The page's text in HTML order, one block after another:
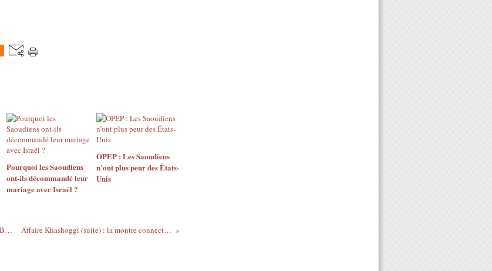
Pourquoi les Saoudiens
ont-ils décommandé leur
mariage avec Israël ?
OPEP : Les Saoudiens
n’ont plus peur des États-
Unis
Algérie: le général Toufik sera-t-il un concurrent de Bouteflika à l’élection de 2019? Affaire Khashoggi (suite) : la montre connectée du journaliste « parle »